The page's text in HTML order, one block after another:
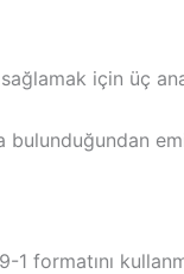
için üç
bulunduğundan
formatını